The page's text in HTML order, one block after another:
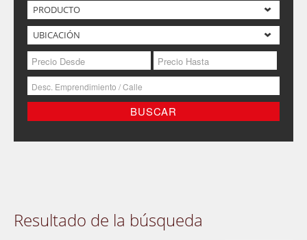
Resultado de la búsqueda
PRODUCTO
UBICACIÓN